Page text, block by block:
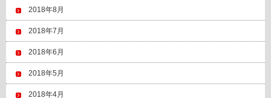
2018年8月
2018年7月
2018年6月
2018年5月
2018年4月